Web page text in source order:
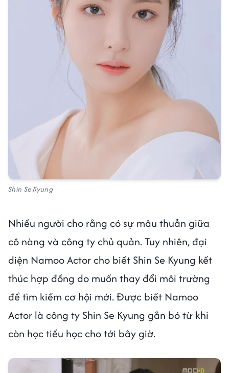
Shin Se Kyung
Nhiều người cho rằng có sự mâu thuẫn giữa
cô nàng và công ty chủ quản. Tuy nhiên, đại
diện Namoo Actor cho biết Shin Se Kyung kết
thúc hợp đồng do muốn thay đổi môi trường
để tìm kiếm cơ hội mới. Được biết Namoo
Actor là công ty Shin Se Kyung gắn bó từ khi
còn học tiểu học cho tới bây giờ.